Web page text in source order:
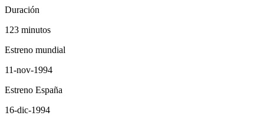
Duración
123 minutos
Estreno mundial
11-nov-1994
Estreno España
16-dic-1994